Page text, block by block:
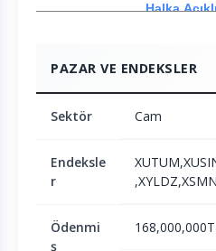
Halka
PAZAR VE ENDEKSLER
Sektör Cam
Endeksle
r
Ödenmi
ş